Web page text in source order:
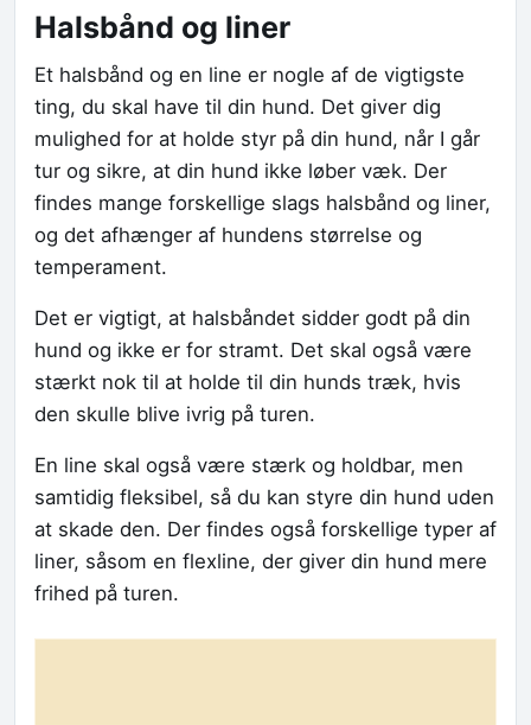
Halsbånd og liner
Et halsbånd og en line er nogle af de vigtigste
ting, du skal have til din hund. Det giver dig
mulighed for at holde styr på din hund, når I går
tur og sikre, at din hund ikke løber væk. Der
findes mange forskellige slags halsbånd og liner,
og det afhænger af hundens størrelse og
temperament.
Det er vigtigt, at halsbåndet sidder godt på din
hund og ikke er for stramt. Det skal også være
stærkt nok til at holde til din hunds træk, hvis
den skulle blive ivrig på turen.
En line skal også være stærk og holdbar, men
samtidig fleksibel, så du kan styre din hund uden
at skade den. Der findes også forskellige typer af
liner, såsom en flexline, der giver din hund mere
frihed på turen.